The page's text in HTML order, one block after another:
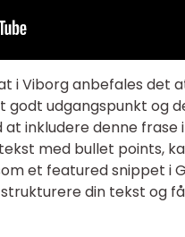
i Viborg anbefales det
godt udgangspunkt og
inkludere denne frase
med bullet points,
et featured snippet i
din tekst og